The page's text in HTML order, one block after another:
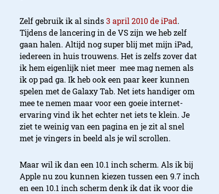
Zelf gebruik ik al sinds3 april 2010 de iPad.
Tijdens de lancering in de VS zijn we heb zelf
gaan halen. Altijd nog super blij met mijn iPad,
iedereen in huis trouwens. Het is zelfs zover dat
ik hem eigenlijk niet meer mee mag nemen als
ik op pad ga. Ik heb ook een paar keer kunnen
spelen met de Galaxy Tab. Net iets handiger om
mee te nemen maar voor een goeie internet-
ervaring vind ik het echter net iets te klein. Je
ziet te weinig van een pagina en je zit al snel
met je vingers in beeld als je wil scrollen.
Maar wil ik dan een 10.1 inch scherm. Als ik bij
Apple nu zou kunnen kiezen tussen een 9.7 inch
en een 10.1 inch scherm denk ik dat ik voor die